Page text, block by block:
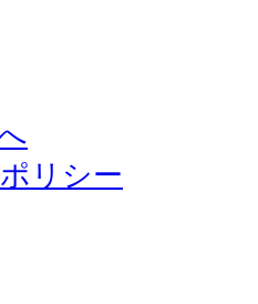
リシー